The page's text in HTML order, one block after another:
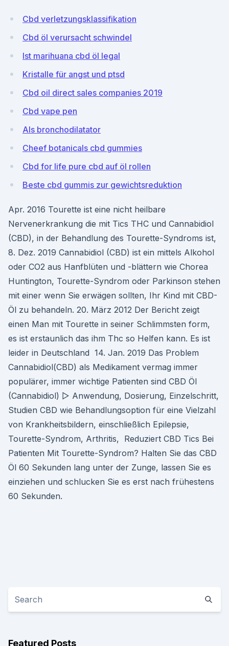
Cbd verletzungsklassifikation
Cbd öl verursacht schwindel
Ist marihuana cbd öl legal
Kristalle für angst und ptsd
Cbd oil direct sales companies 2019
Cbd vape pen
Als bronchodilatator
Cheef botanicals cbd gummies
Cbd for life pure cbd auf öl rollen
Beste cbd gummis zur gewichtsreduktion
Apr. 2016 Tourette ist eine nicht heilbare
Nervenerkrankung die mit Tics THC und Cannabidiol
(CBD), in der Behandlung des Tourette-Syndroms ist,
8. Dez. 2019 Cannabidiol (CBD) ist ein mittels Alkohol
oder CO2 aus Hanfblüten und -blättern wie Chorea
Huntington, Tourette-Syndrom oder Parkinson stehen
mit einer wenn Sie erwägen sollten, Ihr Kind mit CBD-
Öl zu behandeln. 20. März 2012 Der Bericht zeigt
einen Man mit Tourette in seiner Schlimmsten form,
es ist erstaunlich das ihm Thc so Helfen kann. Es ist
leider in Deutschland 14. Jan. 2019 Das Problem
Cannabidiol(CBD) als Medikament vermag immer
populärer, immer wichtige Patienten sind CBD Öl
(Cannabidiol) ▷ Anwendung, Dosierung, Einzelschritt,
Studien CBD wie Behandlungsoption für eine Vielzahl
von Krankheitsbildern, einschließlich Epilepsie,
Tourette-Syndrom, Arthritis, Reduziert CBD Tics Bei
Patienten Mit Tourette-Syndrom? Halten Sie das CBD
Öl 60 Sekunden lang unter der Zunge, lassen Sie es
einziehen und schlucken Sie es erst nach frühestens
60 Sekunden.
Featured Posts